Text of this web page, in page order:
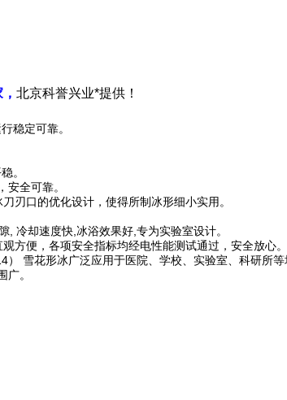
北京科誉兴业*提供！
稳定可靠。
。
安全可靠。
刃口的优化设计，使得所制冰形细小实用。
冷却速度快,冰浴效果好,专为实验室设计。
方便，各项安全指标均经电性能测试通过，安全放心。
雪花形冰广泛应用于医院、学校、实验室、科研所
。